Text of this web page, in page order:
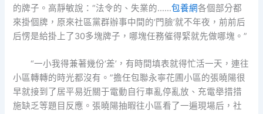
的牌子。高靜敏說：“法令的、失業的……包養網各個部分都
來掛個牌，原來社區黨群辦事中間的‘門臉’就不年夜，前前后
后愣是給掛上了30多塊牌子，哪塊任務催得緊就先做哪塊。”
“一小我得兼著幾份‘差’，有時間填表就得忙活一天，連往
小區轉轉的時光都沒有。”擔任包聯永寧花圃小區的張曉陽很
早就接到了居平易近關于電動自行車亂停亂放、充電舉措措
施缺乏等題目反應。張曉陽抽暇往小區看了一遍現場后，社